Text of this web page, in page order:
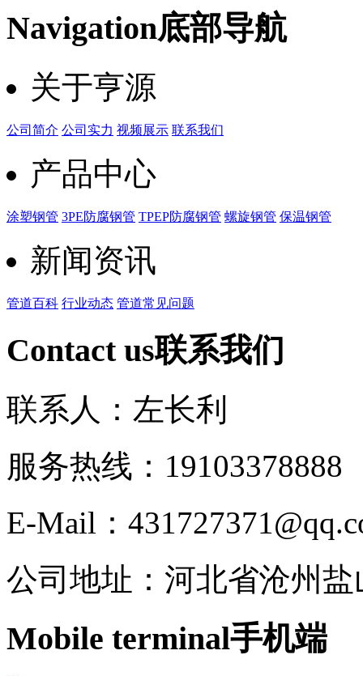
Navigation底部导航
关于亨源
公司简介 公司实力 视频展示 联系我们
产品中心
涂塑钢管 3PE防腐钢管 TPEP防腐钢管 螺旋钢管 保温钢管
新闻资讯
管道百科 行业动态 管道常见问题
Contact us联系我们
联系人：左长利
服务热线：19103378888
E-Mail：
公司地址：河北省沧州
Mobile terminal手机端